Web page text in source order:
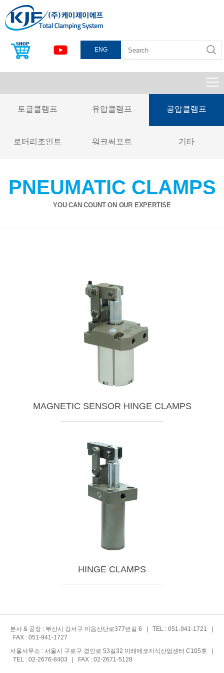
ENG
토글클램프 유압클램프 공압클램프
로터리조인트 워크써포트 기타
PNEUMATIC CLAMPS
YOU CAN COUNT ON OUR EXPERTISE
MAGNETIC SENSOR HINGE CLAMPS
HINGE CLAMPS
본사 & 공장 : 부산시 강서구 미음산단로377번길 6 | TEL : 051-941-1721 |
FAX : 051-941-1727
서울사무소 : 서울시 구로구 경인로 53길32 미래에코지식산업센터 C105호 |
TEL : 02-2676-8403 | FAX : 02-2671-5128